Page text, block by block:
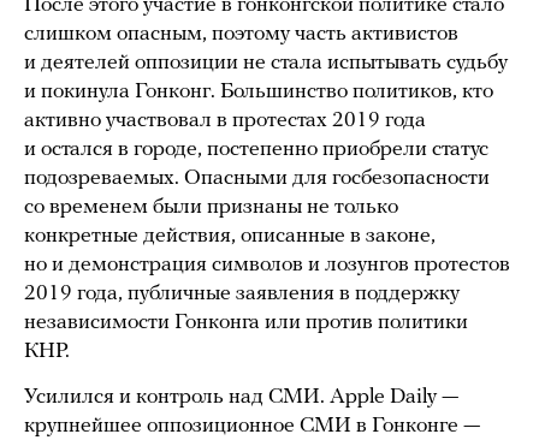
После этого участие в гонконгской политике стало
слишком опасным, поэтому часть активистов
и деятелей оппозиции не стала испытывать судьбу
и покинула Гонконг. Большинство политиков, кто
активно участвовал в протестах 2019 года
и остался в городе, постепенно приобрели статус
подозреваемых. Опасными для госбезопасности
со временем были признаны не только
конкретные действия, описанные в законе,
но и демонстрация символов и лозунгов протестов
2019 года, публичные заявления в поддержку
независимости Гонконга или против политики
КНР.
Усилился и контроль над СМИ. Apple Daily —
крупнейшее оппозиционное СМИ в Гонконге —